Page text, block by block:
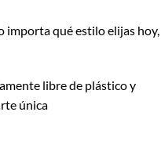
importa qué estilo elijas hoy,
libre de plástico y
única